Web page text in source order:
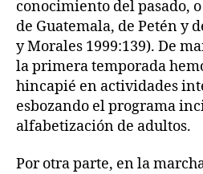
conocimiento del pasado,
de Guatemala, de Petén y
y Morales 1999:139). De
la primera temporada
hincapié en actividades
esbozando el programa
alfabetización de adultos.
Por otra parte, en la